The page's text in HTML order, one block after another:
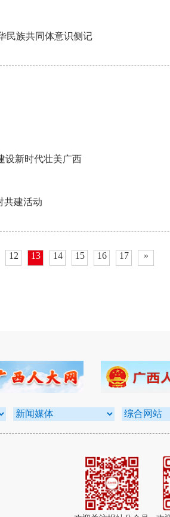
民族共同体意识侧记
设新时代壮美广西
共建活动
12 13 14 15 16 17 »